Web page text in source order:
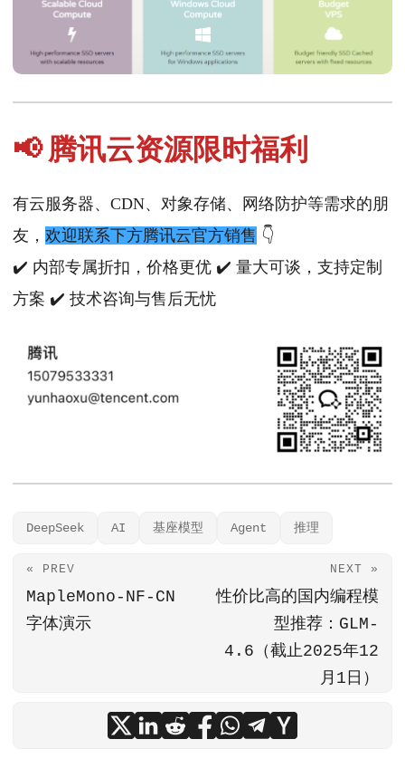
📢 腾讯云资源限时福利
有云服务器、CDN、对象存储、网络防护等需求的朋
友， 欢迎联系下方腾讯云官方销售 👇
✔️ 内部专属折扣，价格更优 ✔️ 量大可谈，支持定制
方案 ✔️ 技术咨询与售后无忧
DeepSeek AI 基座模型 Agent 推理
« PREV
MapleMono-NF-CN
字体演示
NEXT »
性价比高的国内编程模
型推荐：GLM-
4.6（截止2025年12
月1日）